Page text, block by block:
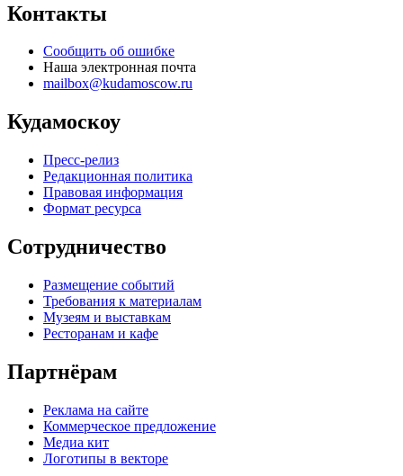
Контакты
Сообщить об ошибке
Наша электронная почта
mailbox@kudamoscow.ru
Кудамоскоу
Пресс-релиз
Редакционная политика
Правовая информация
Формат ресурса
Сотрудничество
Размещение событий
Требования к материалам
Музеям и выставкам
Ресторанам и кафе
Партнёрам
Реклама на сайте
Коммерческое предложение
Медиа кит
Логотипы в векторе